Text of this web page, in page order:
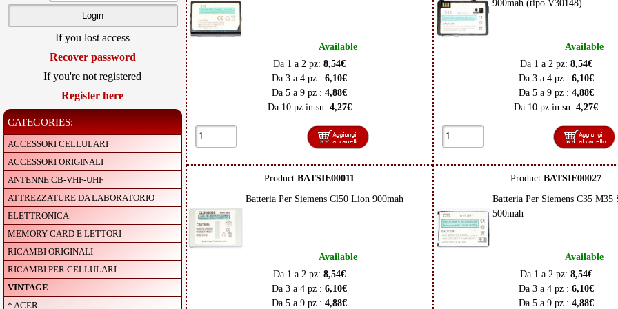
If you lost access
Recover password
If you're not registered
Register here
CATEGORIES:
ACCESSORI CELLULARI
ACCESSORI ORIGINALI
ANTENNE CB-VHF-UHF
ATTREZZATURE DA LABORATORIO
ELETTRONICA
MEMORY CARD E LETTORI
RICAMBI ORIGINALI
RICAMBI PER CELLULARI
VINTAGE
* ACER
Available
Da 1 a 2 pz:8,54€
Da 3 a 4 pz :6,10€
Da 5 a 9 pz :4,88€
Da 10 pz in su: 4,27€
900mah (tipo V30148)
Available
Da 1 a 2 pz: 8,54€
Da 3 a 4 pz : 6,10€
Da 5 a 9 pz : 4,88€
Da 10 pz in su:4,27€
ProductBATSIE00011
Batteria Per Siemens Cl50 Lion 900mah
Available
Da 1 a 2 pz:8,54€
Da 3 a 4 pz :6,10€
Da 5 a 9 pz :4,88€
ProductBATSIE00027
Batteria Per Siemens C35 M35
500mah
Available
Da 1 a 2 pz: 8,54€
Da 3 a 4 pz : 6,10€
Da 5 a 9 pz : 4,88€